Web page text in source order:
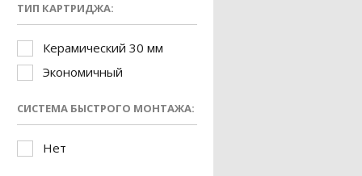
ТИП КАРТРИДЖА:
Керамический 30 мм
Экономичный
СИСТЕМА БЫСТРОГО МОНТАЖА:
Нет